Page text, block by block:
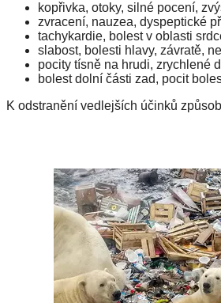
kopřivka, otoky, silné pocení,
zvracení, nauzea, dyspeptické
tachykardie, bolest v oblasti
slabost, bolesti hlavy, závratě,
pocity tísně na hrudi, zrychlené
bolest dolní části zad, pocit
K odstranění vedlejších účinků